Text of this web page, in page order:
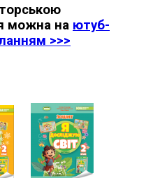
можна на ютуб-
>>>